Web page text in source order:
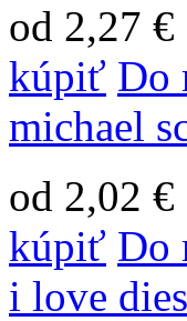
od 2,27 €
kúpiť Do
michael
od 2,02 €
kúpiť Do
i love